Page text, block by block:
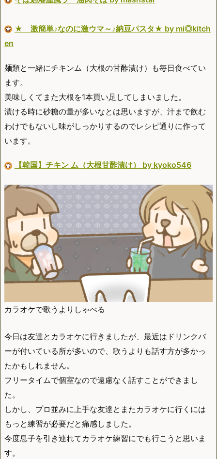
★ 激簡単♪なのに激ウマ～♪納豆パスタ★ by mi◎kitch
en
麺類と一緒にチキンム（大根の甘酢漬け）も毎日食べてい
ます。
美味しくてまた大根を1本買い足してしまいました。
漬ける時に砂糖の量が多いなとは思いますが、汁まで飲む
わけでもないし味がしっかりするのでレシピ通りに作って
います。
【韓国】チキン ム（大根甘酢漬け） by kyoko546
カラオケで歌うよりしゃべる
今日は友達とカラオケに行きましたが、最近はドリンクバ
ーが付いている所が多いので、歌うよりも話す方が多かっ
たかもしれません。
フリータイムで個室なので遠慮なく話すことができまし
た。
しかし、プロ並みに上手な友達とまたカラオケに行くには
もっと練習が必要だと痛感しました。
今度息子を引き連れてカラオケ練習にでも行こうと思いま
す。